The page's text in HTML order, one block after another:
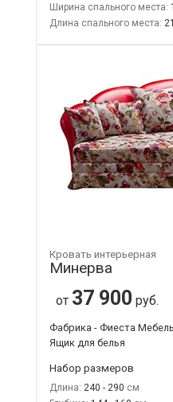
Ширина спального места:
Длина спального места:
Кровать интерьерная
Минерва
от 37 900 руб.
Фабрика - Фиеста Мебель
Ящик для белья
Набор размеров
Длина: 240 - 290